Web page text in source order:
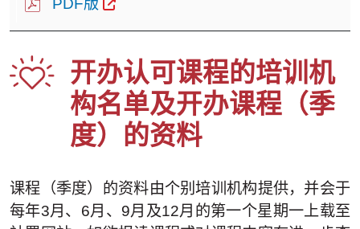
PDF版
开办认可课程的培训机
构名单及开办课程（季
度）的资料
课程（季度）的资料由个别培训机构提供，并会于
每年3月、6月、9月及12月的第一个星期一上载至